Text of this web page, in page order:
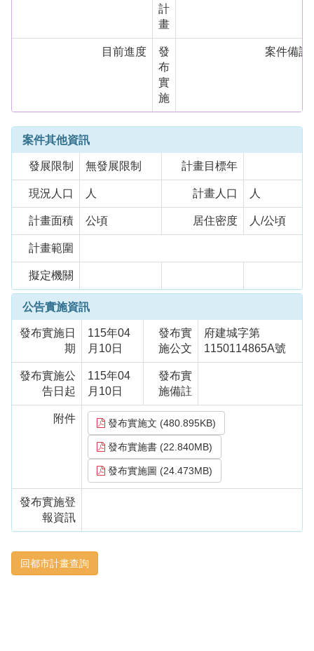
計
畫
目前進度
發
布
實
施
案件備註
案件其他資訊
發展限制 無發展限制 計畫目標年
現況人口 人 計畫人口 人
計畫面積 公頃 居住密度 人/公頃
計畫範圍
擬定機關
公告實施資訊
發布實施日
期
115年04
月10日
發布實
施公文
府建城字第
1150114865A號
發布實施公
告日起
115年04
月10日
發布實
施備註
附件 發布實施文 (480.895KB)
發布實施書 (22.840MB)
發布實施圖 (24.473MB)
發布實施登
報資訊
回都市計畫查詢